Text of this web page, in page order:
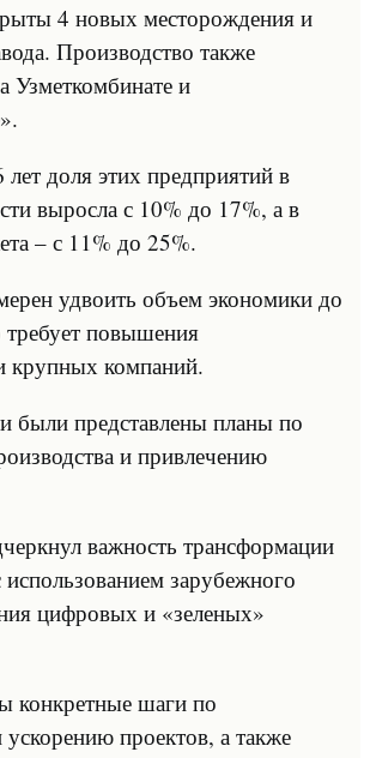
4 новых месторождения и
Производство также
Узметкомбинате и
лет доля этих предприятий в
выросла с 10% до 17%, а в
– с 11% до 25%.
удвоить объем экономики до
требует повышения
крупных компаний.
были представлены планы по
и привлечению
важность трансформации
зарубежного
цифровых и «зеленых»
конкретные шаги по
проектов, а также